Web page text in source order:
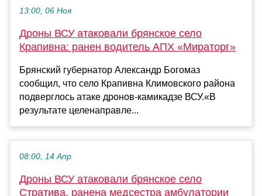
13:00, 06 Ноя
Дроны ВСУ атаковали брянское село
Крапивна: ранен водитель АПХ «Мираторг»
Брянский губернатор Александр Богомаз
сообщил, что село Крапивна Климовского района
подверглось атаке дронов-камикадзе ВСУ.«В
результате целенаправле...
08:00, 14 Апр
Дроны ВСУ атаковали брянское село
Стратива, ранена медсестра амбулатории